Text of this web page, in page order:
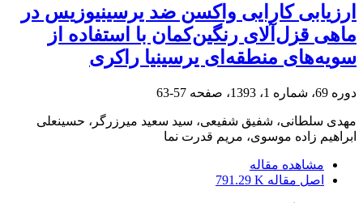
ارزیابی کارایی واکسن ضد یرسینیوزیس در
ماهی قزل‌آلای رنگین‌کمان با استفاده از
سویه‌های منطقه‌ای یرسینیا راکری
دوره 69، شماره 1، 1393، صفحه 57-63
مهدی سلطانی، شفیق شفیعی، سید سعید میرزرگر، حسینعلی
ابراهیم زاده موسوی، مریم قدرت نما
مشاهده مقاله
اصل مقاله 791.29 K